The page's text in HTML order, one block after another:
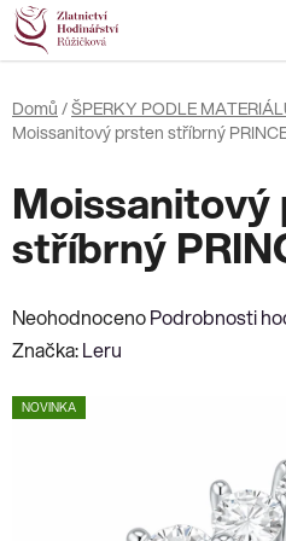
Přejít
na
obsah
Domů /ŠPERKY PODLE
Moissanitový prsten stříbrný
Moissanitový
stříbrný
Průměrné
hodnocení
je
NeohodnocenoPodrobnosti
Značka:Leru
NOVINKA